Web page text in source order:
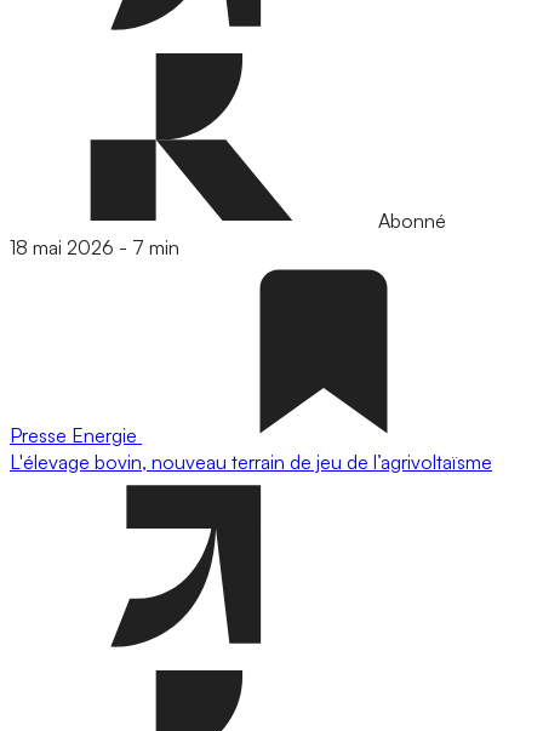
Abonné
18 mai 2026 - 7 min
Presse Energie
L'élevage bovin, nouveau terrain de jeu de l’agrivoltaïsme